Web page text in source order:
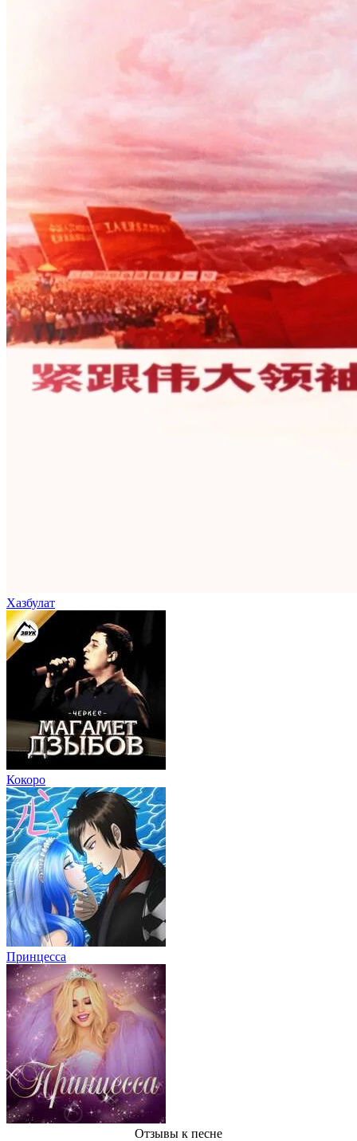
Хазбулат
Кокоро
Принцесса
Отзывы к песне